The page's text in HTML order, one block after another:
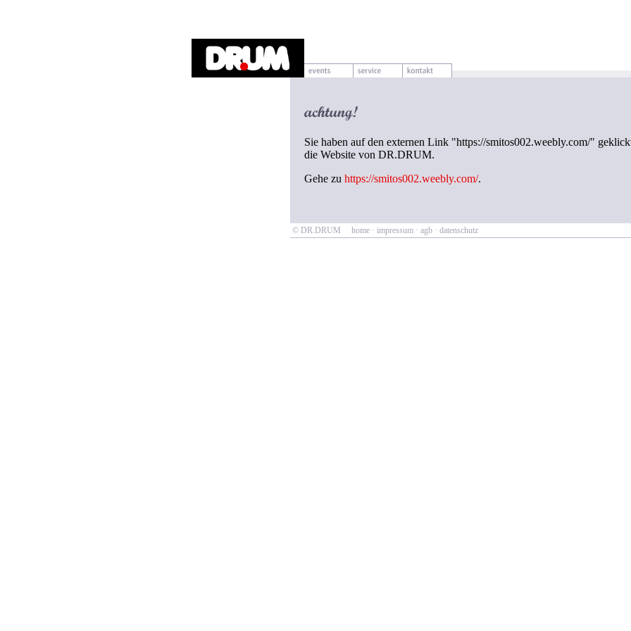
Sie haben auf den externen Link "https://smitos002.weebly.com/"
die Website von DR.DRUM.
Gehe zu https://smitos002.weebly.com/.
© DR.DRUM home · impressum · agb · datenschutz